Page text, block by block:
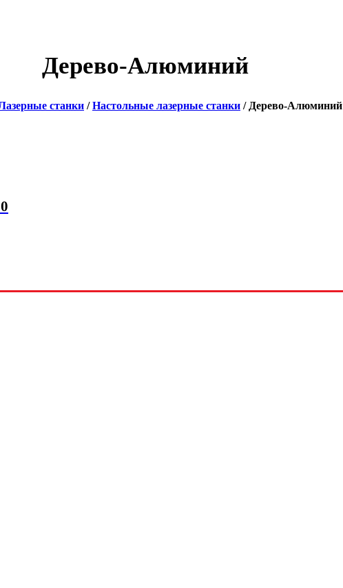
Дерево-Алюминий
станки /Настольные лазерные станки / Дерево-Алюминий